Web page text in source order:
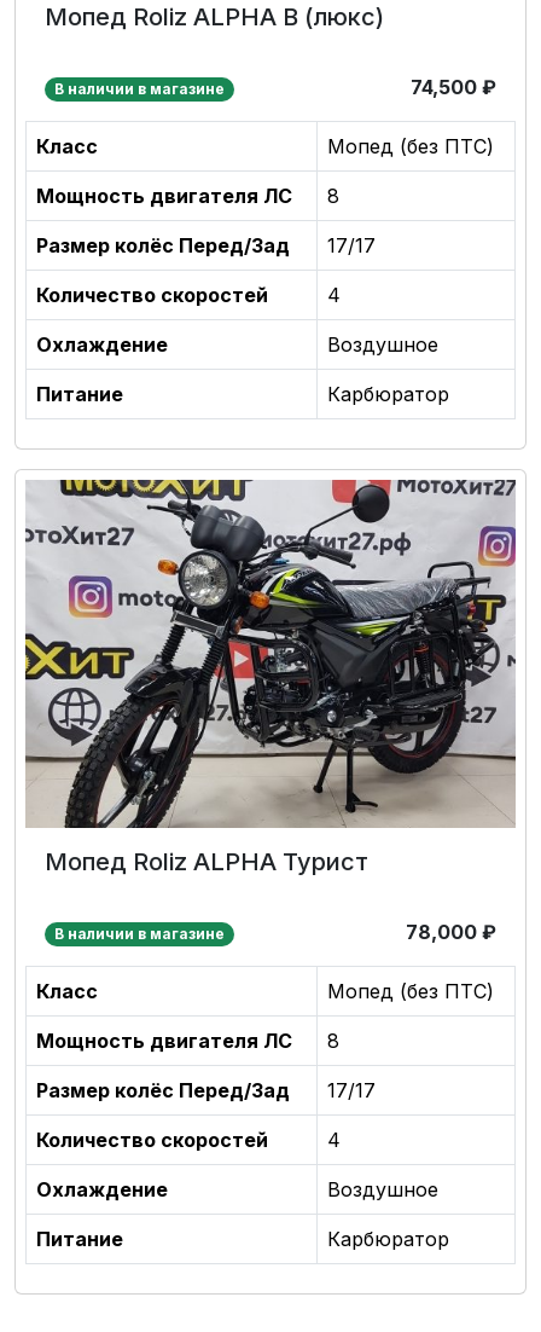
Мопед Roliz ALPHA B (люкс)
В наличии в магазине 74,500 ₽
Класс Мопед (без ПТС)
Мощность двигателя ЛС 8
Размер колёс Перед/Зад 17/17
Количество скоростей 4
Охлаждение Воздушное
Питание Карбюратор
Мопед Roliz ALPHA Турист
В наличии в магазине 78,000 ₽
Класс Мопед (без ПТС)
Мощность двигателя ЛС 8
Размер колёс Перед/Зад 17/17
Количество скоростей 4
Охлаждение Воздушное
Питание Карбюратор